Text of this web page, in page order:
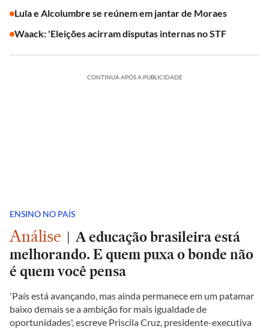
Lula e Alcolumbre se reúnem em jantar de Moraes
Waack: 'Eleições acirram disputas internas no STF
CONTINUA APÓS A PUBLICIDADE
ENSINO NO PAÍS
Análise | A educação brasileira está
melhorando. E quem puxa o bonde não
é quem você pensa
'País está avançando, mas ainda permanece em um patamar
baixo demais se a ambição for mais igualdade de
oportunidades', escreve Priscila Cruz, presidente-executiva